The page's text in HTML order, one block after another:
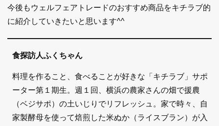
今後もウェルフェアトレードのおすすめ商品をキチラブ的
に紹介していきたいと思います^^
食探訪人ふくちゃん
料理を作ること、食べることが好きな「キチラブ」サポ
ーター第１期生。週１回、横浜の農家さんの畑で援農
（ベジサポ）の土いじりでリフレッシュ。家で時々、自
家製酵母を使って焙煎した米ぬか（ライスブラン）が入